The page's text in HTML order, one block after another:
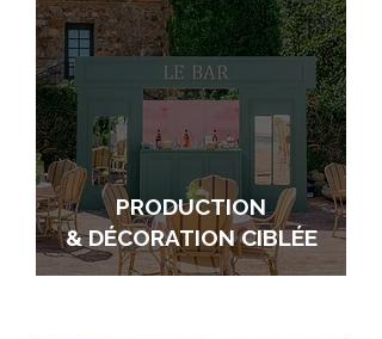
PRODUCTION
& DÉCORATION CIBLÉE